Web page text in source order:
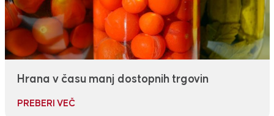
Hrana v času manj dostopnih trgovin
PREBERI VEČ